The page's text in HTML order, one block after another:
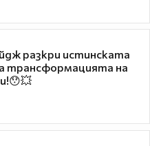
разкри истинската
трансформацията на